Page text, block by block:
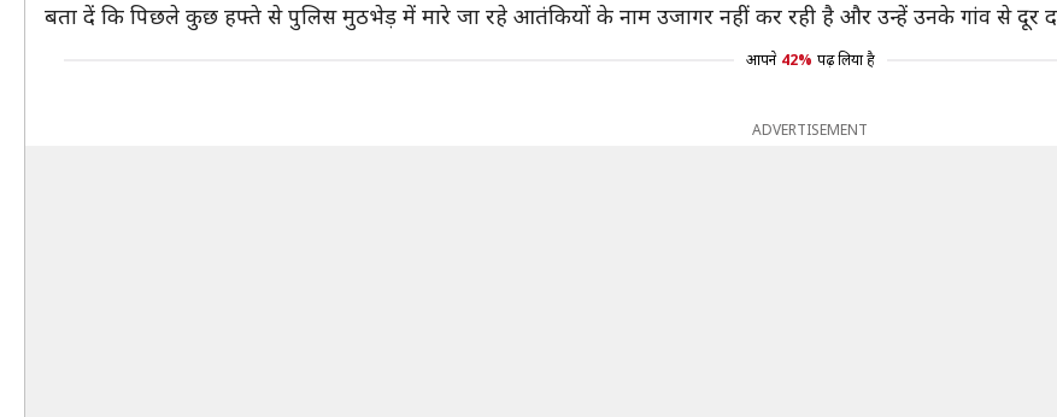
बता दें कि पिछले कुछ हफ्ते से पुलिस मुठभेड़ में मारे जा रहे आतंकियों के नाम उजागर नहीं कर रही है और उन्हें उनके गांव से दूर
आपने 42% पढ़ लिया है
ADVERTISEMENT